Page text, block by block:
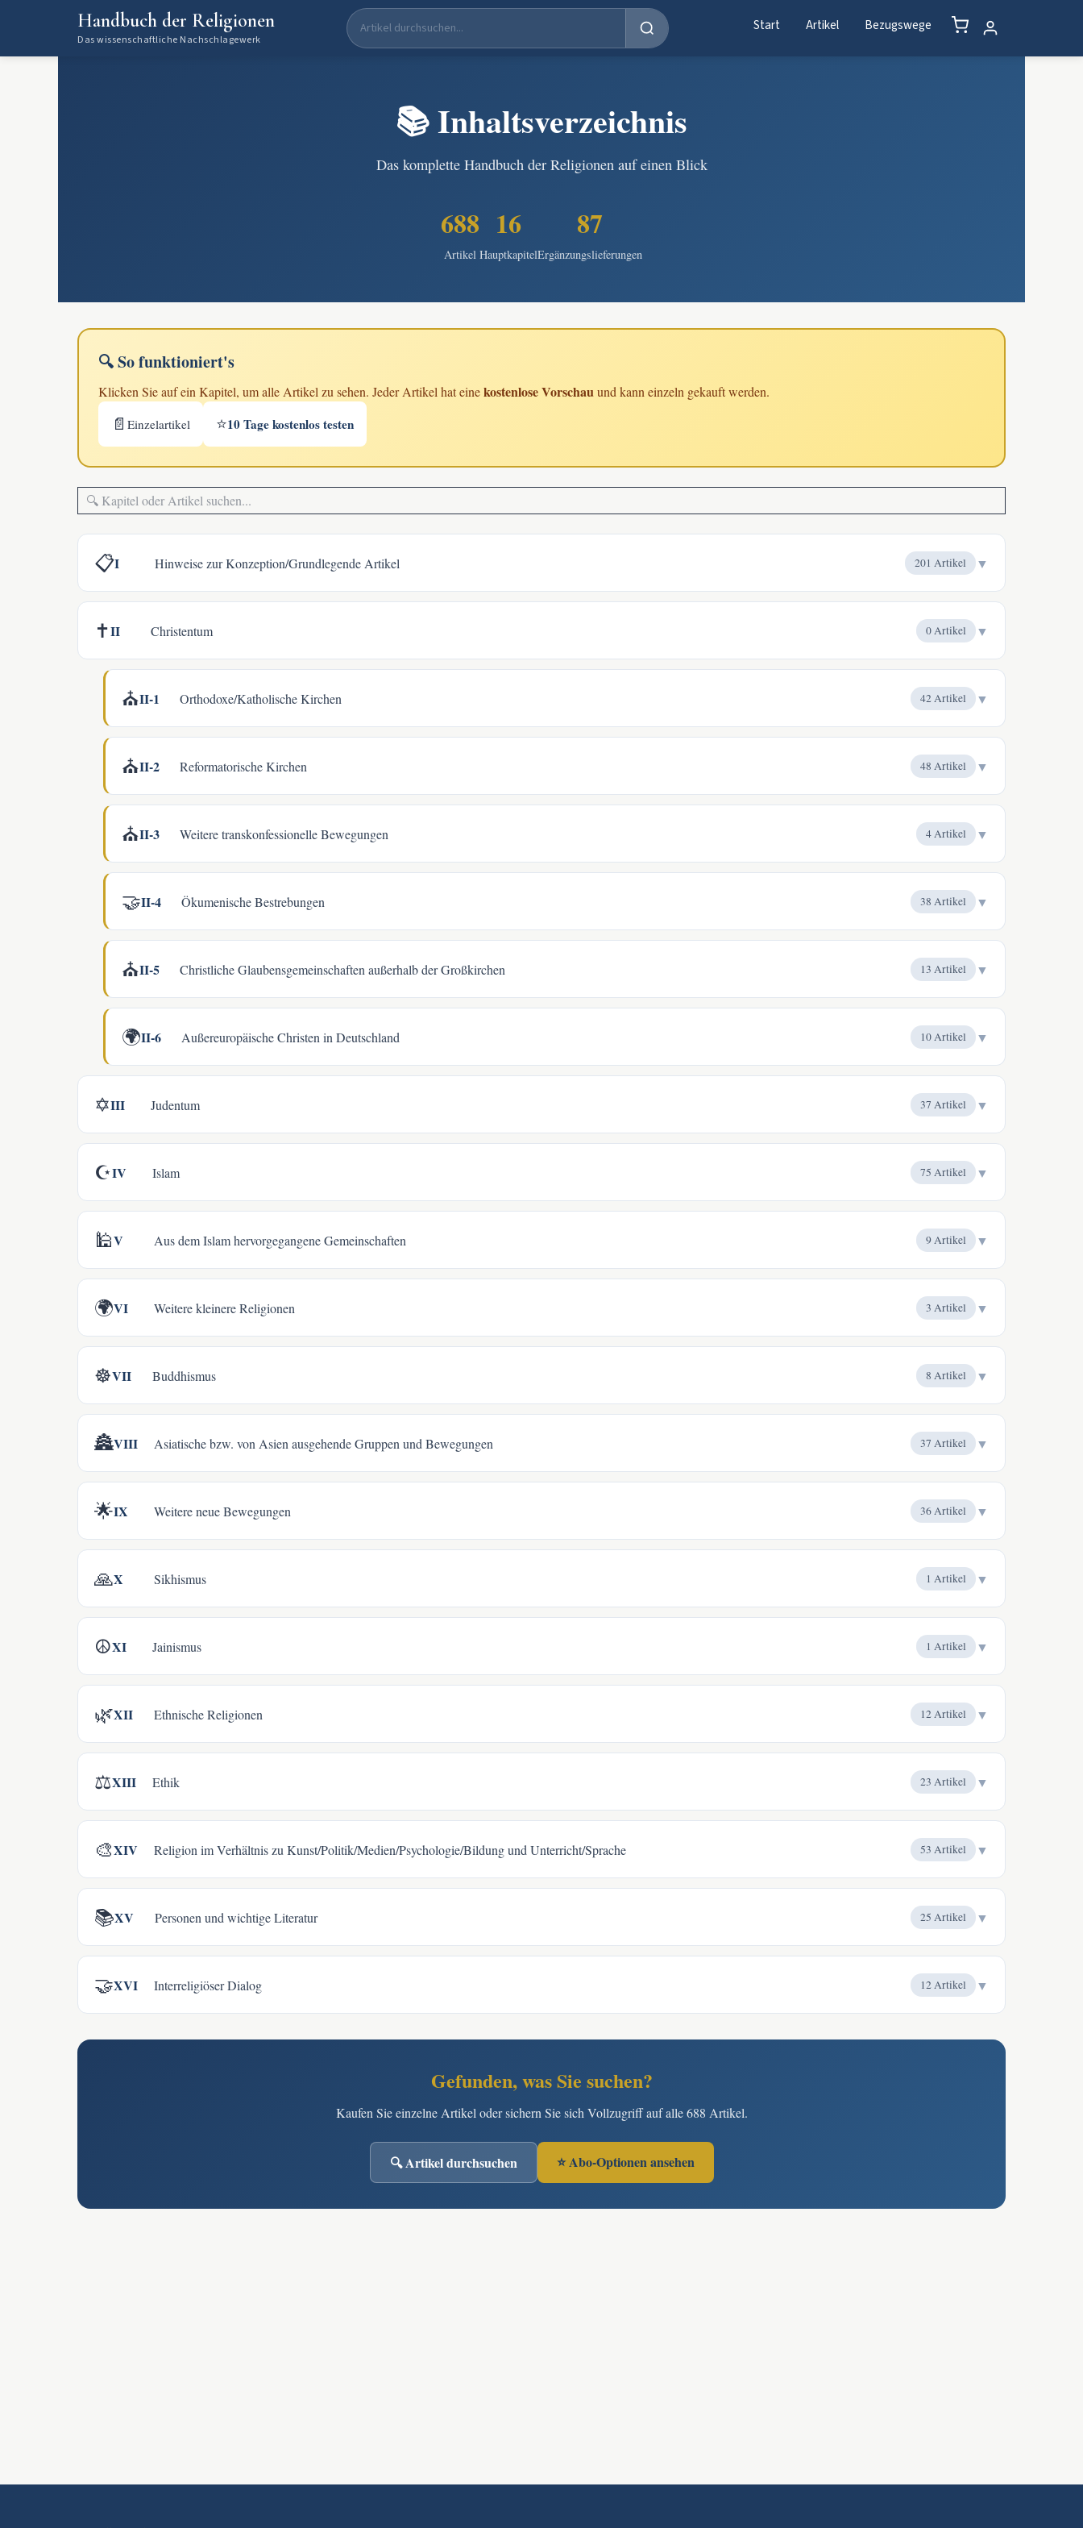
Handbuch der Religionen
Das wissenschaftliche Nachschlagewerk
Start Artikel Bezugswege
📚 Inhaltsverzeichnis
Das komplette Handbuch der Religionen auf einen Blick
688
Artikel
16
Hauptkapitel
87
Ergänzungslieferungen
🔍 So funktioniert's
Klicken Sie auf ein Kapitel, um alle Artikel zu sehen. Jeder Artikel hat einekostenlose Vorschauund kann einzeln gekauft werden.
📄 Einzelartikel ⭐10 Tage kostenlos testen
Kapitel oder Artikel filtern
📋I Hinweise zur Konzeption/Grundlegende Artikel 201 Artikel ▼
✝️II Christentum 0 Artikel ▼
⛪II-1 Orthodoxe/Katholische Kirchen 42 Artikel ▼
⛪II-2 Reformatorische Kirchen 48 Artikel ▼
⛪II-3 Weitere transkonfessionelle Bewegungen 4 Artikel ▼
🤝II-4 Ökumenische Bestrebungen 38 Artikel ▼
⛪II-5 Christliche Glaubensgemeinschaften außerhalb der Großkirchen 13 Artikel ▼
🌍II-6 Außereuropäische Christen in Deutschland 10 Artikel ▼
✡️III Judentum 37 Artikel ▼
☪️IV Islam 75 Artikel ▼
🕌V Aus dem Islam hervorgegangene Gemeinschaften 9 Artikel ▼
🌍VI Weitere kleinere Religionen 3 Artikel ▼
☸️VII Buddhismus 8 Artikel ▼
🏯VIII Asiatische bzw. von Asien ausgehende Gruppen und Bewegungen 37 Artikel ▼
🌟IX Weitere neue Bewegungen 36 Artikel ▼
🙏X Sikhismus 1 Artikel ▼
☮️XI Jainismus 1 Artikel ▼
🌿XII Ethnische Religionen 12 Artikel ▼
⚖️XIII Ethik 23 Artikel ▼
🎨XIV Religion im Verhältnis zu Kunst/Politik/Medien/Psychologie/Bildung und Unterricht/Sprache 53 Artikel ▼
📚XV Personen und wichtige Literatur 25 Artikel ▼
🤝XVI Interreligiöser Dialog 12 Artikel ▼
Gefunden, was Sie suchen?
Kaufen Sie einzelne Artikel oder sichern Sie sich Vollzugriff auf alle 688 Artikel.
🔍 Artikel durchsuchen ⭐ Abo-Optionen ansehen